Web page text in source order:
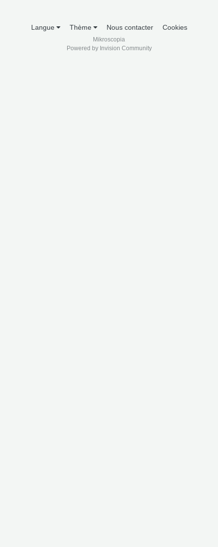
Langue Thème Nous contacter Cookies
Mikroscopia
Powered by Invision Community